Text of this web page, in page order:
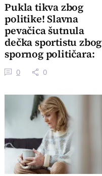
Pukla tikva zbog
politike! Slavna
pevačica šutnula
dečka sportistu zbog
spornog političara:
Priča ima 2 strane
0 0